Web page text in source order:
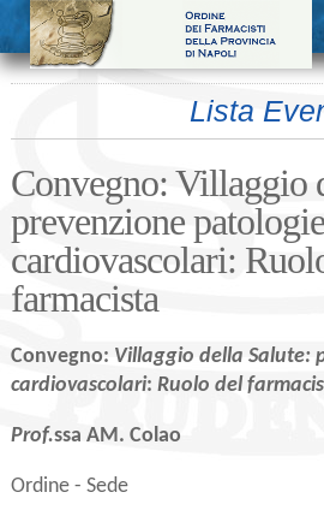
Lista
Convegno: Villaggio
prevenzione patologie
cardiovascolari:
farmacista
Convegno: Villaggio della Salute:
cardiovascolari: Ruolo del
Prof.ssa AM. Colao
Ordine - Sede